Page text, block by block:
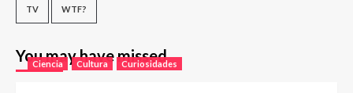
TV WTF?
You may have missed
Ciencia Cultura Curiosidades